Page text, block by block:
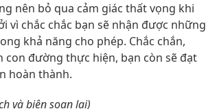
nên bỏ qua cảm giác thất vọng khi
vì chắc chắc bạn sẽ nhận được những
khả năng cho phép. Chắc chắn,
đường thực hiện, bạn còn sẽ đạt
hoàn thành.
và biên soạn lại)